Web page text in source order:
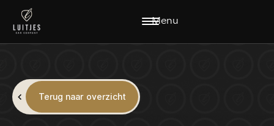
Menu
Terug naar overzicht